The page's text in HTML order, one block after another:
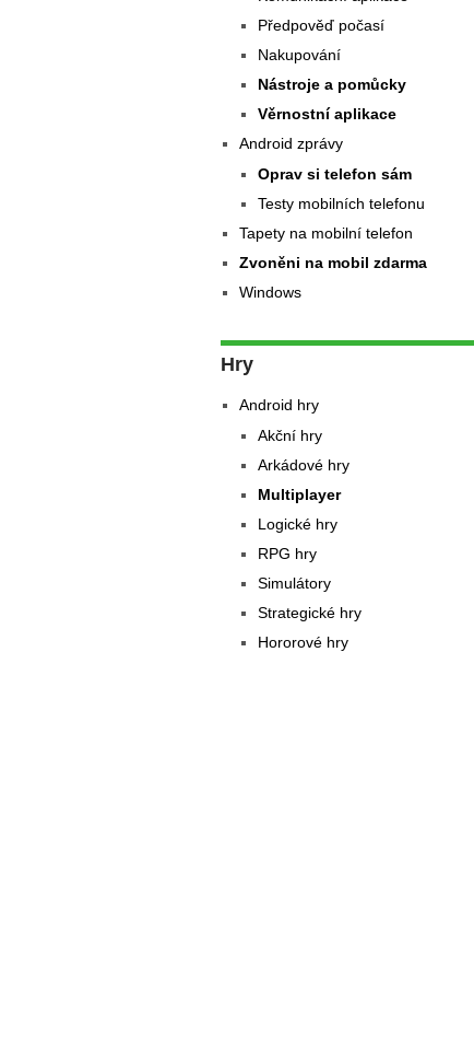
Předpověď počasí
Nakupování
Nástroje a pomůcky
Věrnostní aplikace
Android zprávy
Oprav si telefon sám
Testy mobilních telefonu
Tapety na mobilní telefon
Zvoněni na mobil zdarma
Windows
Hry
Android hry
Akční hry
Arkádové hry
Multiplayer
Logické hry
RPG hry
Simulátory
Strategické hry
Hororové hry